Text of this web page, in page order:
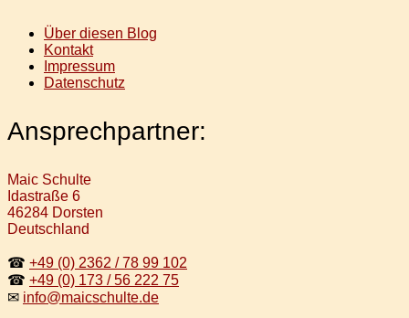
Über diesen Blog
Kontakt
Impressum
Datenschutz
Ansprechpartner:
Maic Schulte
Idastraße 6
46284 Dorsten
Deutschland
☎ +49 (0) 2362 / 78 99 102
☎ +49 (0) 173 / 56 222 75
✉ info@maicschulte.de